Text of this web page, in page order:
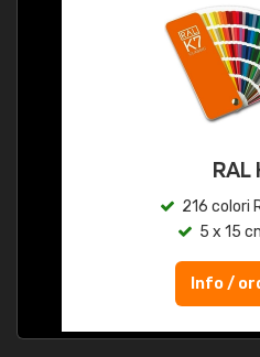
RAL
216 colori
5 x 15
Info /